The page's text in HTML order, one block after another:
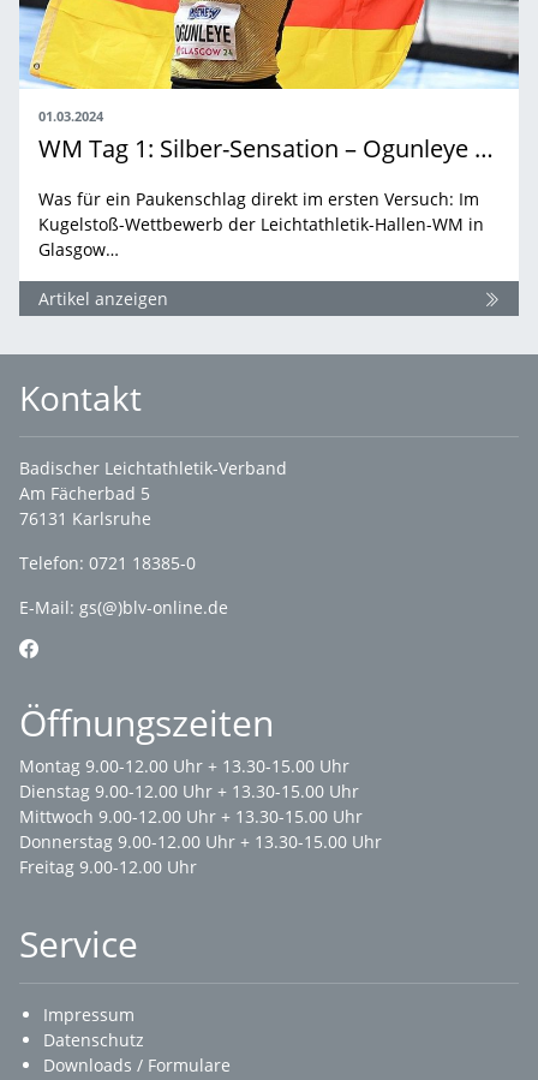
01.03.2024
WM Tag 1: Silber-Sensation – Ogunleye wird Vize-Weltmeisterin
Was für ein Paukenschlag direkt im ersten Versuch: Im
Kugelstoß-Wettbewerb der Leichtathletik-Hallen-WM in
Glasgow…
Artikel anzeigen
Kontakt
Badischer Leichtathletik-Verband
Am Fächerbad 5
76131 Karlsruhe
Telefon: 0721 18385-0
E-Mail: gs(@)blv-online.de
Öffnungszeiten
Montag 9.00-12.00 Uhr + 13.30-15.00 Uhr
Dienstag 9.00-12.00 Uhr + 13.30-15.00 Uhr
Mittwoch 9.00-12.00 Uhr + 13.30-15.00 Uhr
Donnerstag 9.00-12.00 Uhr + 13.30-15.00 Uhr
Freitag 9.00-12.00 Uhr
Service
Impressum
Datenschutz
Downloads / Formulare